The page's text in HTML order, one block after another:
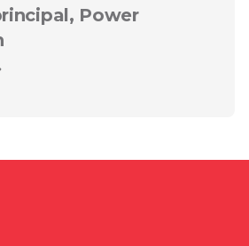
Power
de dialogue